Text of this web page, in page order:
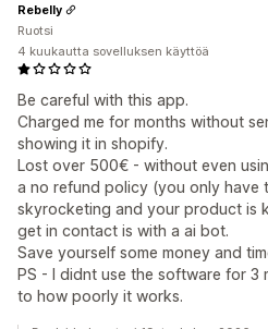
Be careful with this app.
Charged me for months without
showing it in shopify.
Lost over 500€ - without even
a no refund policy (you only have
skyrocketing and your product is
get in contact is with a ai bot.
Save yourself some money and
PS - I didnt use the software for 3
to how poorly it works.
Rebelly
Ruotsi
4 kuukautta sovelluksen käyttöä